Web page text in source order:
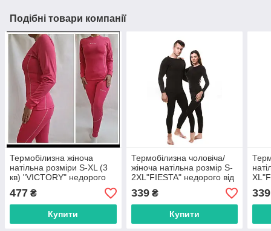
Подібні товари компанії
Термобілизна жіноча
натільна розміри S-XL (3
кв) "VICTORY" недорого
від прямого
постачальника
477 ₴
Купити
Термобілизна чоловіча/
жіноча натільна розмір S-
2XL"FIESTA" недорого від
прямого постачальника
339₴
Купити
339